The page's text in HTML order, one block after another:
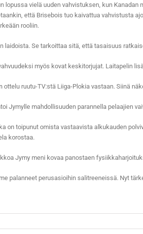
lopussa vielä uuden vahvistuksen, kun
että Brisebois tuo kaivattua vahvistusta
rooliin.
laidoista. Se tarkoittaa sitä, että tasaisuus
myös kovat keskitorjujat. Laitapelin
ottelu ruutu-TV:stä Liiga-Plokia vastaan. Siinä
Jymylle mahdollisuuden parannella pelaajien
on toipunut omista vastaavista alkukauden
korostaa.
Jymy meni kovaa panostaen
palanneet perusasioihin salitreeneissä. Nyt